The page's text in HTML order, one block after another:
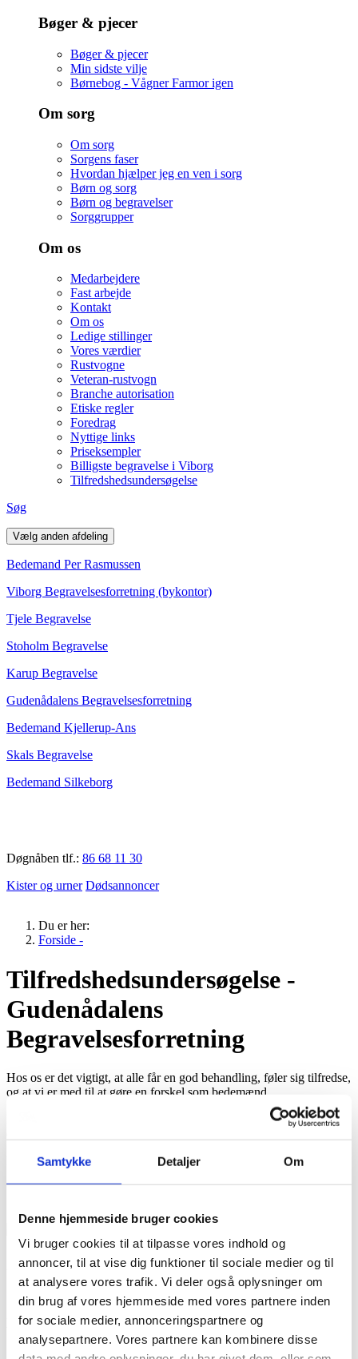
Samtykke Detaljer Om
Denne hjemmeside bruger cookies
Vi bruger cookies til at tilpasse vores indhold og
annoncer, til at vise dig funktioner til sociale medier og til
at analysere vores trafik. Vi deler også oplysninger om
din brug af vores hjemmeside med vores partnere inden
for sociale medier, annonceringspartnere og
analysepartnere. Vores partnere kan kombinere disse
Bøger & pjecer
Bøger & pjecer
Min sidste vilje
Børnebog - Vågner Farmor igen
Om sorg
Om sorg
Sorgens faser
Hvordan hjælper jeg en ven i sorg
Børn og sorg
Børn og begravelser
Sorggrupper
Om os
Medarbejdere
Fast arbejde
Kontakt
Om os
Ledige stillinger
Vores værdier
Rustvogne
Veteran-rustvogn
Branche autorisation
Etiske regler
Foredrag
Nyttige links
Priseksempler
Billigste begravelse i Viborg
Tilfredshedsundersøgelse
Søg
Vælg anden afdeling
Bedemand Per Rasmussen
Viborg Begravelsesforretning (bykontor)
Tjele Begravelse
Stoholm Begravelse
Karup Begravelse
Gudenådalens Begravelsesforretning
Bedemand Kjellerup-Ans
Skals Begravelse
Bedemand Silkeborg
Døgnåben tlf.: 86 68 11 30
Kister og urner Dødsannoncer
Du er her:
Forside -
Tilfredshedsundersøgelse -
Gudenådalens
Begravelsesforretning
Hos os er det vigtigt, at alle får en god behandling, føler sig tilfredse,
og at vi er med til at gøre en forskel som bedemænd.
Derfor laver vi en tilfredshedsundersøgelse, og vi vil høre dig, om
På forhånd mange tak for din hjælp.
De 2 første spørgsmål besvares med et kryds i karakteren fra 1-5.
1 er meget utilfreds
og 5 er meget tilfreds
1) Hvor tilfredse har I været med det arbejde, bedemanden har
udført?
1
2 3 4
5
2) Hvor tilfredse har I været med bedemandens information og
vejledning om priser ?
1
2 3 4 5